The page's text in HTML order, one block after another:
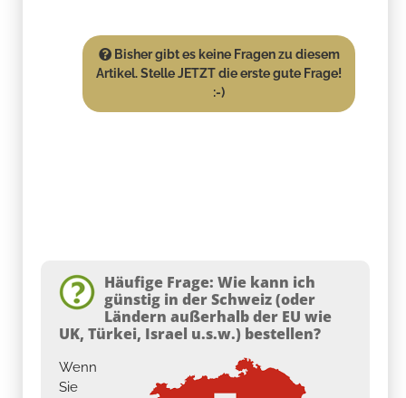
Bisher gibt es keine Fragen zu diesem
Artikel. Stelle JETZT die erste gute Frage!
:-)
Häufige Frage: Wie kann ich
günstig in der Schweiz (oder
Ländern außerhalb der EU wie
UK, Türkei, Israel u.s.w.) bestellen?
Wenn
Sie